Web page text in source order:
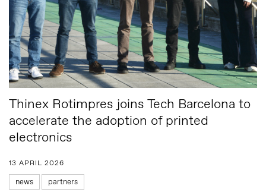
Thinex Rotimpres joins Tech Barcelona to
accelerate the adoption of printed
electronics
13 APRIL 2026
news partners